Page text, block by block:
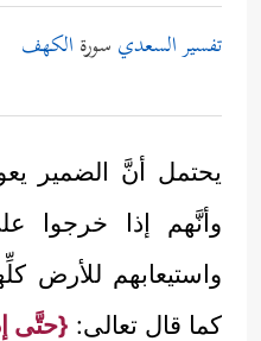
تفسير السعدي سورة الكهف
يحتمل أنَّ الضمير
وأنَّهم إذا خرجوا
واستيعابهم للأرض
كما قال تعالى: {حتَّى